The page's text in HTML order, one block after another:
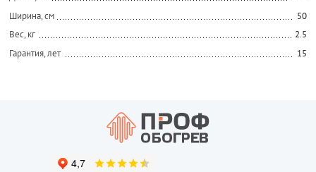
Ширина, см
50
Вес, кг
2.5
Гарантия, лет
15